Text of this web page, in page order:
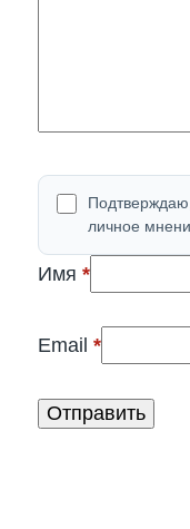
личное
Имя *
Email *